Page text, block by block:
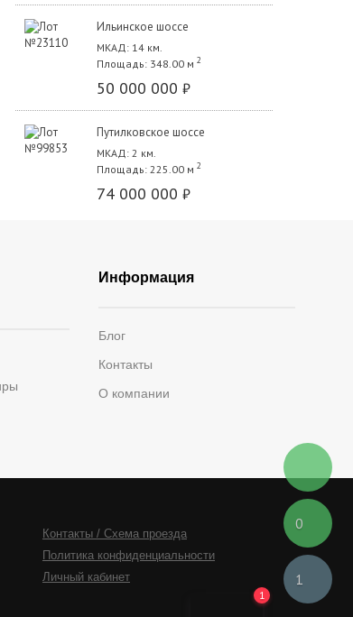
Ильинское шоссе
МКАД: 14 км.
Площадь: 348.00 м 2
50 000 000 ₽
Путилковское шоссе
МКАД: 2 км.
Площадь: 225.00 м 2
74 000 000 ₽
Информация
Блог
Контакты
О компании
Контакты / Схема проезда
Политика конфиденциальности
Личный кабинет
0
1